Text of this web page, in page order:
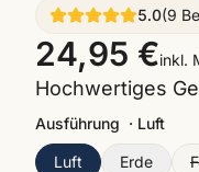
5.0(9
24,95 €inkl.
Hochwertiges
Ausführung · Luft
Luft Erde